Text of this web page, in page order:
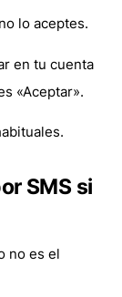
lo aceptes.
en tu cuenta
«Aceptar».
SMS si
no es el